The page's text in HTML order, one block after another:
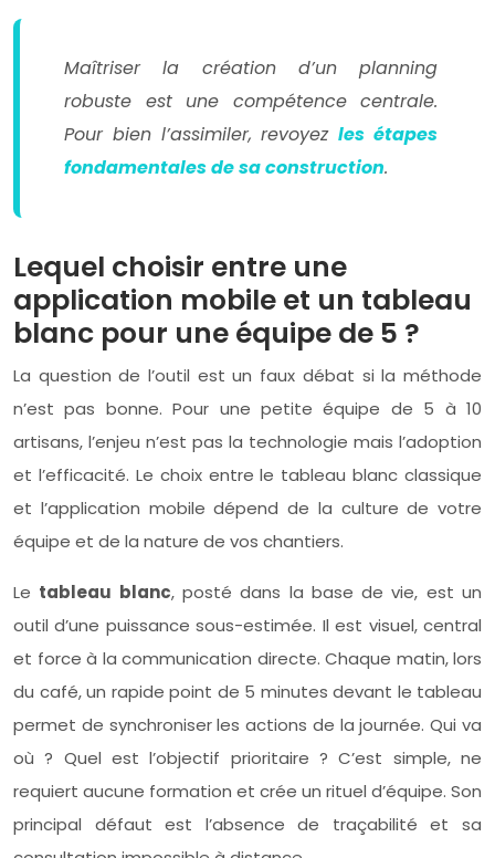
Maîtriser la création d’un planning
robuste est une compétence centrale.
Pour bien l’assimiler, revoyezles étapes
fondamentales de sa construction.
Lequel choisir entre une
application mobile et un tableau
blanc pour une équipe de 5 ?
La question de l’outil est un faux débat si la méthode
n’est pas bonne. Pour une petite équipe de 5 à 10
artisans, l’enjeu n’est pas la technologie mais l’adoption
et l’efficacité. Le choix entre le tableau blanc classique
et l’application mobile dépend de la culture de votre
équipe et de la nature de vos chantiers.
Le tableau blanc, posté dans la base de vie, est un
outil d’une puissance sous-estimée. Il est visuel, central
et force à la communication directe. Chaque matin, lors
du café, un rapide point de 5 minutes devant le tableau
permet de synchroniser les actions de la journée. Qui va
où ? Quel est l’objectif prioritaire ? C’est simple, ne
requiert aucune formation et crée un rituel d’équipe. Son
principal défaut est l’absence de traçabilité et sa